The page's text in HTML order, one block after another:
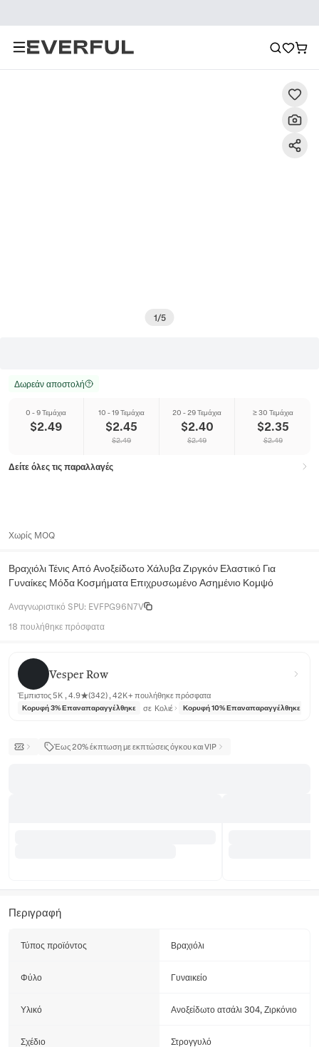
1/5
Δωρεάν αποστολή
0 - 9 Τεμάχια
$2.49
10 - 19 Τεμάχια
$2.45
$2.49
20 - 29 Τεμάχια
$2.40
$2.49
≥ 30 Τεμάχια
$2.35
$2.49
Δείτε όλες τις παραλλαγές
Χωρίς MOQ
Βραχιόλι Τένις Από Ανοξείδωτο Χάλυβα Ζιργκόν Ελαστικό Για
Γυναίκες Μόδα Κοσμήματα Επιχρυσωμένο Ασημένιο Κομψό
Αναγνωριστικό SPU: EVFPG96N7V
18 πουλήθηκε πρόσφατα
Vesper Row
Vesper Row
Έμπιστος 5K , 4.9★(342) , 42K+ πουλήθηκε πρόσφατα
Κορυφή 3% Επαναπαραγγέλθηκε σε Κολιέ Κορυφή 10% Επαναπαραγγέλθηκε
Έως 20% έκπτωση με εκπτώσεις όγκου και VIP
Περιγραφή
Τύπος προϊόντος Βραχιόλι
Φύλο Γυναικείο
Υλικό Ανοξείδωτο ατσάλι 304, Ζιρκόνιο
Σχέδιο Στρογγυλό